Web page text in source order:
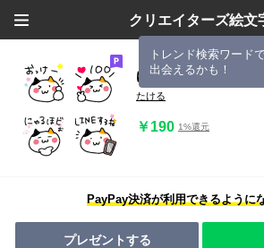
クリエイターズ絵文
トレンド検索ワード
出会えるかも！
ゆるみけねこ☆絵文
たける
￥190 1%還元
PayPay決済が利用できるように
プレゼントする